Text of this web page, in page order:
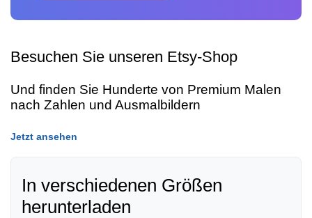
Besuchen Sie unseren Etsy-Shop
Und finden Sie Hunderte von Premium Malen
nach Zahlen und Ausmalbildern
Jetzt ansehen
In verschiedenen Größen
herunterladen